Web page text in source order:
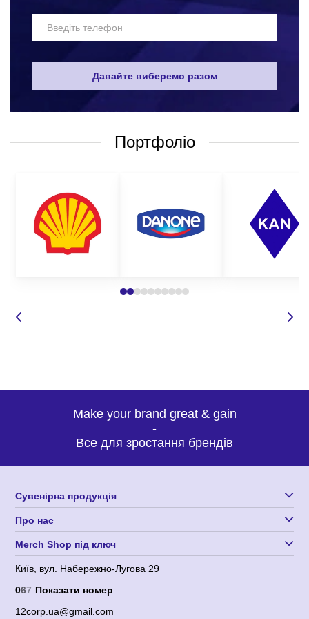
поставити питання щодо товару.
видом декору, який вас цікавить;
методом нанесення;
бажаним терміном виготовлення;
бюджетом замовлення.
На основі цієї інформації менеджер підбере вам оптимальну
нанесенням логотипу. Звертайтеся до нас прямо зараз і самі
Давайте виберемо разом
Портфоліо
Make your brand great & gain
-
Все для зростання брендів
Сувенірна продукція
Про нас
Merch Shop під ключ
Київ, вул. Набережно-Лугова 29
067 Показати номер
12corp.ua@gmail.com